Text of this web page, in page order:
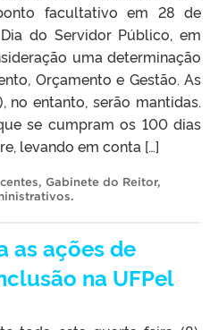
facultativo em 28 de
do Servidor Público, em
uma determinação
Orçamento e Gestão. As
no entanto, serão mantidas.
se cumpram os 100 dias
levando em conta […]
, Gabinete do Reitor,
.
as ações de
na UFPel